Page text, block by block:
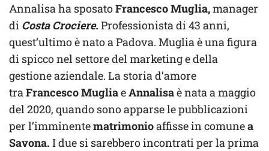
Annalisa ha sposatoFrancesco Muglia,manager
di Costa Crociere. Professionista di 43 anni,
quest’ultimo è nato a Padova. Muglia è una figura
di spicco nel settore del marketing e della
gestione aziendale. La storia d’amore
traFrancesco MugliaeAnnalisaè nata a maggio
del 2020, quando sono apparse le pubblicazioni
per l’imminentematrimonioaffisse in comunea
Savona. I due si sarebbero incontrati per la prima